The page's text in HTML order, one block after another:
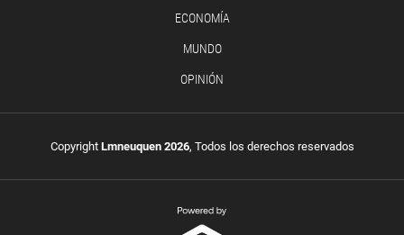
ECONOMÍA
MUNDO
OPINIÓN
Copyright Lmneuquen 2026, Todos los derechos reservados